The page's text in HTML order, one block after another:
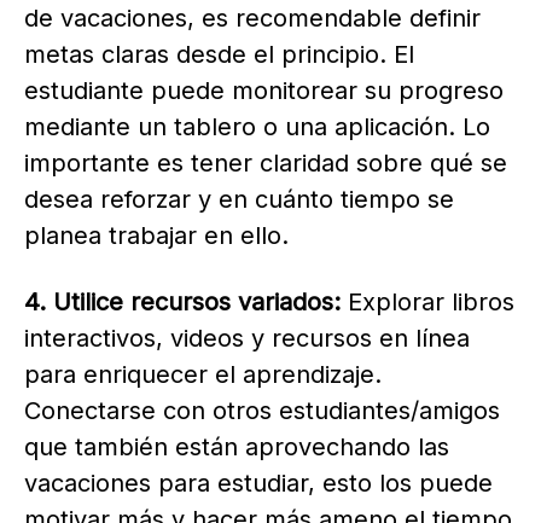
de vacaciones, es recomendable definir
metas claras desde el principio. El
estudiante puede monitorear su progreso
mediante un tablero o una aplicación. Lo
importante es tener claridad sobre qué se
desea reforzar y en cuánto tiempo se
planea trabajar en ello.
4. Utilice recursos variados: Explorar libros
interactivos, videos y recursos en línea
para enriquecer el aprendizaje.
Conectarse con otros estudiantes/amigos
que también están aprovechando las
vacaciones para estudiar, esto los puede